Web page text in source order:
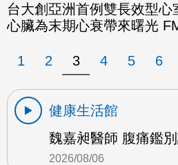
台大創亞洲首例雙長效型心
心臟為末期心衰帶來曙光
1 2 3 4 5 6
健康生活館
魏嘉昶醫師 腹痛鑑
2026/08/06